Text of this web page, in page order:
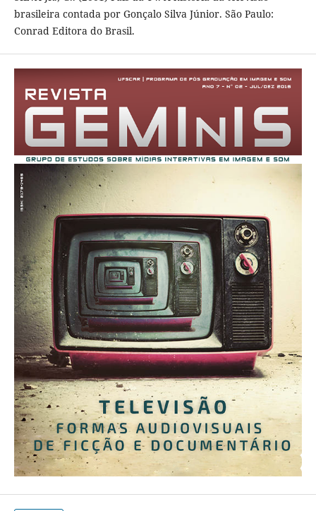
brasileira contada por Gonçalo Silva Júnior. São Paulo:
Conrad Editora do Brasil.